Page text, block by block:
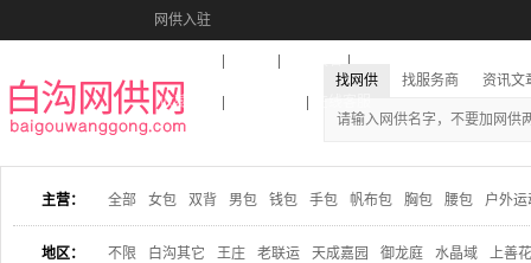
网供入驻
收藏本站
找网供 找服务商 资讯文
主营： 全部 女包 双背 男包 钱包 手包 帆布包 胸包 腰包 户外运
地区： 不限 白沟其它 王庄 老联运 天成嘉园 御龙庭 水晶域 上善